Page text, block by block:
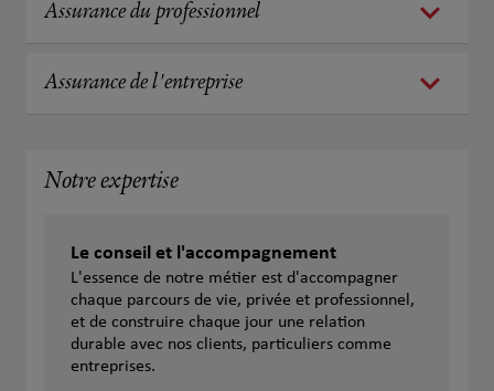
Assurance du professionnel
Assurance de l'entreprise
Notre expertise
Le conseil et l'accompagnement
L'essence de notre métier est d'accompagner
chaque parcours de vie, privée et professionnel,
et de construire chaque jour une relation
durable avec nos clients, particuliers comme
entreprises.